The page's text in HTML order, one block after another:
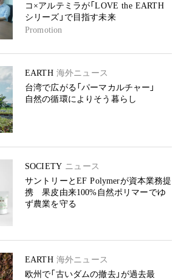
コ×アルテミラが「LOVE the EARTH
シリーズ」で目指す未来
Promotion
EARTH 海外ニュース
台湾で広がる「パーマカルチャー」
自然の循環によりそう暮らし
SOCIETY ニュース
サントリーとEF Polymerが資本業務提
携 果皮由来100%自然ポリマーでゆ
ず農業を守る
EARTH 海外ニュース
欧州で「古いダムの撤去」が過去最